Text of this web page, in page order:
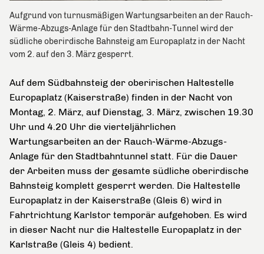
Aufgrund von turnusmäßigen Wartungsarbeiten an der Rauch-
Wärme-Abzugs-Anlage für den Stadtbahn-Tunnel wird der
südliche oberirdische Bahnsteig am Europaplatz in der Nacht
vom 2. auf den 3. März gesperrt.
Auf dem Südbahnsteig der oberirischen Haltestelle
Europaplatz (Kaiserstraße) finden in der Nacht von
Montag, 2. März, auf Dienstag, 3. März, zwischen 19.30
Uhr und 4.20 Uhr die vierteljährlichen
Wartungsarbeiten an der Rauch-Wärme-Abzugs-
Anlage für den Stadtbahntunnel statt. Für die Dauer
der Arbeiten muss der gesamte südliche oberirdische
Bahnsteig komplett gesperrt werden. Die Haltestelle
Europaplatz in der Kaiserstraße (Gleis 6) wird in
Fahrtrichtung Karlstor temporär aufgehoben. Es wird
in dieser Nacht nur die Haltestelle Europaplatz in der
Karlstraße (Gleis 4) bedient.